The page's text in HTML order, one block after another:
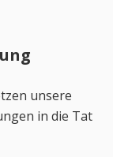
unsere
in die Tat